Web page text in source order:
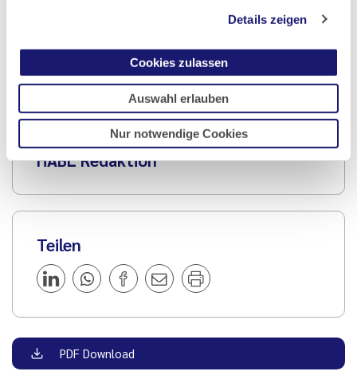
Details zeigen
Cookies zulassen
Auswahl erlauben
Nur notwendige Cookies
Ausgabe 5/2024
Artikel geschrieben von:
HÄBL Redaktion
Teilen
PDF Download